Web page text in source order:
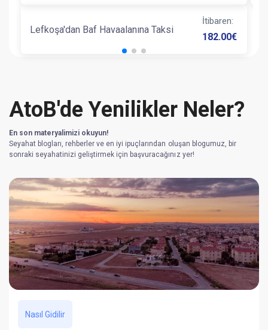
Lefkoşa'dan Baf Havaalanına Taksi
İtibaren:
182.00€
AtoB'de Yenilikler Neler?
En son materyalimizi okuyun!
Seyahat blogları, rehberler ve en iyi ipuçlarından oluşan blogumuz, bir
sonraki seyahatinizi geliştirmek için başvuracağınız yer!
Nasıl Gidilir